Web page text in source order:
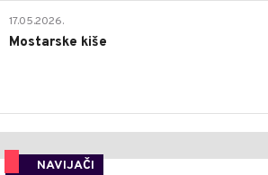
17.05.2026.
Mostarske kiše
NAVIJAČI